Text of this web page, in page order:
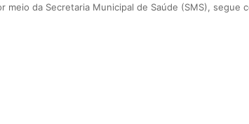
meio da Secretaria Municipal de Saúde (SMS), segue